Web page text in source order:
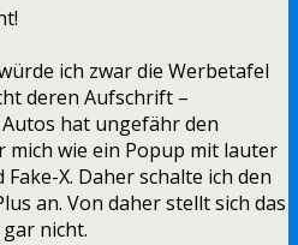
ich zwar die Werbetafel
deren Aufschrift –
hat ungefähr den
mich wie ein Popup mit lauter
X. Daher schalte ich den
an. Von daher stellt sich das
nicht.